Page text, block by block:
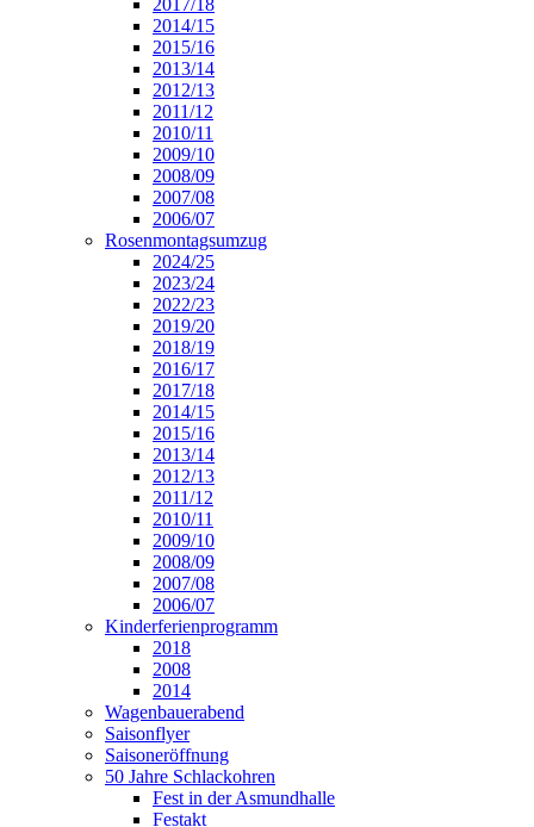
2014/15
2015/16
2013/14
2012/13
2011/12
2010/11
2009/10
2008/09
2007/08
2006/07
Rosenmontagsumzug
2024/25
2023/24
2022/23
2019/20
2018/19
2016/17
2017/18
2014/15
2015/16
2013/14
2012/13
2011/12
2010/11
2009/10
2008/09
2007/08
2006/07
Kinderferienprogramm
2018
2008
2014
Wagenbauerabend
Saisonflyer
Saisoneröffnung
50 Jahre Schlackohren
Fest in der Asmundhalle
Festakt